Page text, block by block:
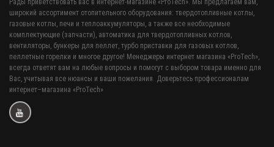
Рады приветствовать вас в интернет-магазине «ProTech». Мы предлагаем вам,
широкий ассортимент отопительного оборудования: твердотопливные котлы,
газовые котлы, печи и теплоаккумуляторы, а также все необходимые
комплектующие (запчасти), автоматика для твердотопливных котлов,
вентиляторы, бункеры для пеллет, турбо приставки для газовых котлов,
пеллетные горелки и многое другое! Менеджеры интернет магазина «ProTech»,
всегда ответят вам на любые вопросы и помогут с выбором товара именно для
Вас, учитывая все нюансы и ваши пожелания. Доверьтесь профессионалам
интернет–магазина «ProTech»